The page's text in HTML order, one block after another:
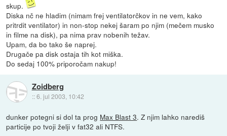
skup.
Diska nč ne hladim (nimam frej ventilatorčkov in ne vem, kako
pritrdit ventilator) in non-stop nekej šaram po njim (mečem musko
in filme na disk), pa nima prav nobenih težav.
Upam, da bo tako še naprej.
Drugače pa disk ostaja tih kot miška.
Do sedaj 100% priporočam nakup!
Zoidberg
::6. jul 2003, 10:42
dunker potegni si dol ta prog Max Blast 3. Z njim lahko narediš
particije po tvoji želji v fat32 ali NTFS.